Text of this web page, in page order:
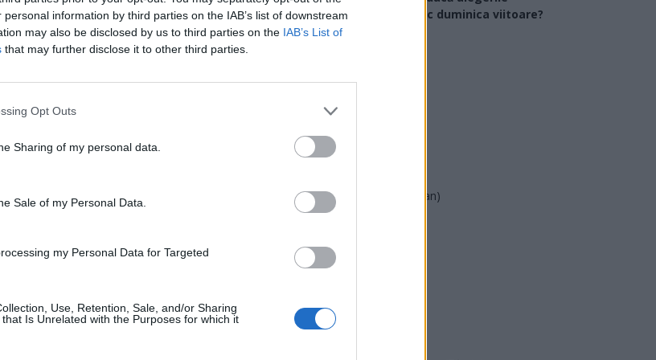
information by third parties on the IAB’s list of downstream
may also be disclosed by us to third parties on the IAB’s List of
that may further disclose it to other third parties.
Opt Outs
Sharing of my personal data.
Sale of my Personal Data.
my Personal Data for Targeted
Use, Retention, Sale, and/or Sharing
Is Unrelated with the Purposes for which it
Pagina 1 din 2
parlamentare ar avea loc duminica viitoare?
UDMR
Forța Dreptei (L. Orban)
REPER
SENS
POT (Gavrilă)